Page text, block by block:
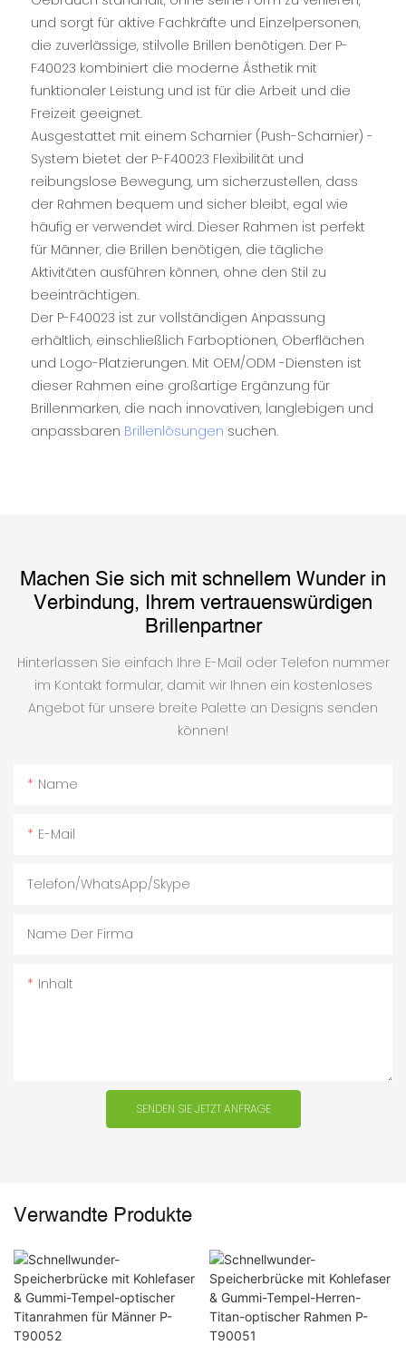
und sorgt für aktive Fachkräfte und Einzelpersonen,
die zuverlässige, stilvolle Brillen benötigen. Der P-
F40023 kombiniert die moderne Ästhetik mit
funktionaler Leistung und ist für die Arbeit und die
Freizeit geeignet.
Ausgestattet mit einem Scharnier (Push-Scharnier) -
System bietet der P-F40023 Flexibilität und
reibungslose Bewegung, um sicherzustellen, dass
der Rahmen bequem und sicher bleibt, egal wie
häufig er verwendet wird. Dieser Rahmen ist perfekt
für Männer, die Brillen benötigen, die tägliche
Aktivitäten ausführen können, ohne den Stil zu
beeinträchtigen.
Der P-F40023 ist zur vollständigen Anpassung
erhältlich, einschließlich Farboptionen, Oberflächen
und Logo-Platzierungen. Mit OEM/ODM -Diensten ist
dieser Rahmen eine großartige Ergänzung für
Brillenmarken, die nach innovativen, langlebigen und
anpassbaren Brillenlösungen suchen.
Machen Sie sich mit schnellem Wunder in
Verbindung, Ihrem vertrauenswürdigen
Brillenpartner
Hinterlassen Sie einfach Ihre E-Mail oder Telefon nummer
im Kontakt formular, damit wir Ihnen ein kostenloses
Angebot für unsere breite Palette an Designs senden
können!
Name
E-Mail
Telefon/WhatsApp/Skype
Name Der Firma
Inhalt
SENDEN SIE JETZT ANFRAGE
Verwandte Produkte